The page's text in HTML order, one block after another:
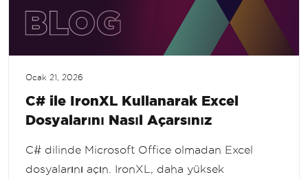
Ocak 21, 2026
C# ile IronXL Kullanarak Excel
Dosyalarını Nasıl Açarsınız
C# dilinde Microsoft Office olmadan Excel
dosyalarını açın. IronXL, daha yüksek